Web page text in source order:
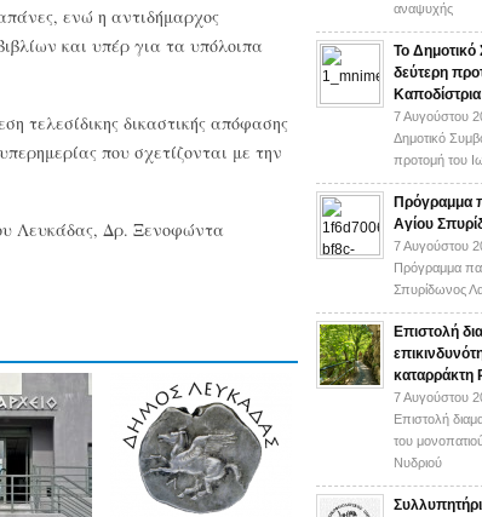
ενώ η αντιδήμαρχος
και υπέρ για τα υπόλοιπα
τελεσίδικης δικαστικής απόφασης
που σχετίζονται με την
Λευκάδας, Δρ. Ξενοφώντα
αναψυχής
Το Δημοτικό
δεύτερη
7 Αυγούστου
Δημοτικό
προτομή του
Πρόγραμμα
Αγίου
7 Αυγούστου
Πρόγραμμα
Σπυρίδωνος
Επιστολή
καταρράκτη
7 Αυγούστου
Επιστολή
του
Νυδριού